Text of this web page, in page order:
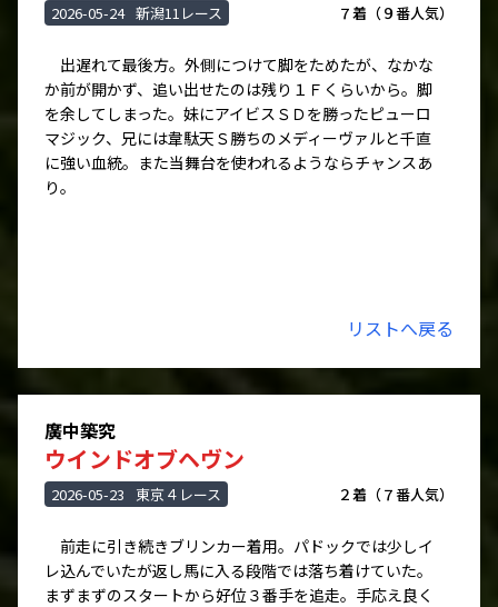
2026-05-24 新潟11レース ７着（９番人気）
出遅れて最後方。外側につけて脚をためたが、なかな
か前が開かず、追い出せたのは残り１Ｆくらいから。脚
を余してしまった。妹にアイビスＳＤを勝ったピューロ
マジック、兄には韋駄天Ｓ勝ちのメディーヴァルと千直
に強い血統。また当舞台を使われるようならチャンスあ
り。
リストへ戻る
廣中築究
ウインドオブヘヴン
2026-05-23 東京４レース ２着（７番人気）
前走に引き続きブリンカー着用。パドックでは少しイ
レ込んでいたが返し馬に入る段階では落ち着けていた。
まずまずのスタートから好位３番手を追走。手応え良く